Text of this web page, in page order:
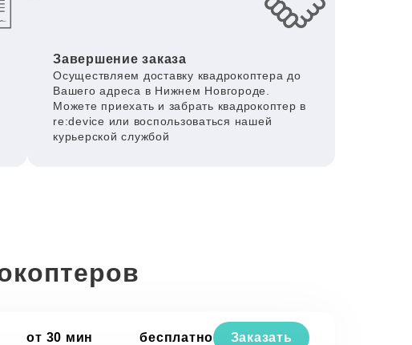
Завершение заказа
Осуществляем доставку квадрокоптера до
Вашего адреса в Нижнем Новгороде.
Можете приехать и забрать квадрокоптер в
re:device или воспользоваться нашей
курьерской службой
от 30 мин бесплатно Заказать